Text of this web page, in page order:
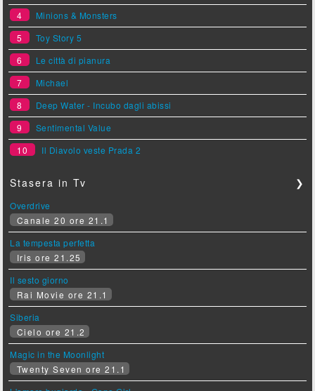
4
Minions & Monsters
5
Toy Story 5
6
Le città di pianura
7
Michael
8
Deep Water - Incubo dagli abissi
9
Sentimental Value
10
Il Diavolo veste Prada 2
Stasera in Tv ❯
Overdrive
Canale 20 ore 21.1
La tempesta perfetta
Iris ore 21.25
Il sesto giorno
Rai Movie ore 21.1
Siberia
Cielo ore 21.2
Magic in the Moonlight
Twenty Seven ore 21.1